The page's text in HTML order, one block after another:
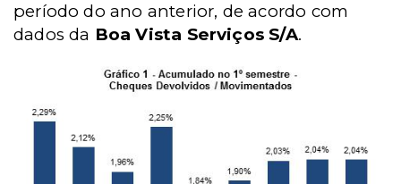
período do ano anterior, de acordo com
dados da Boa Vista Serviços S/A.